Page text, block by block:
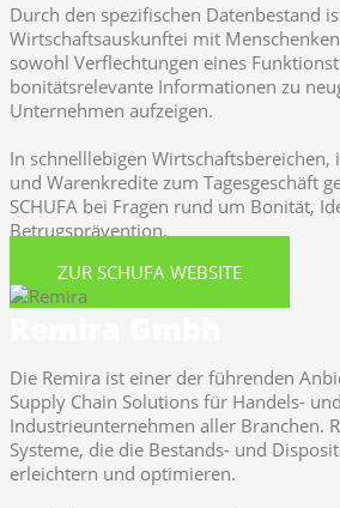
Durch den spezifischen Datenbestand
Wirtschaftsauskunftei mit
sowohl Verflechtungen eines
bonitätsrelevante Informationen zu
Unternehmen aufzeigen.
In schnelllebigen Wirtschaftsbereichen,
und Warenkredite zum Tagesgeschäft
SCHUFA bei Fragen rund um Bonität,
Betrugsprävention.
ZUR SCHUFA WEBSITE
Die Remira ist einer der führenden
Supply Chain Solutions für Handels- und
Industrieunternehmen aller Branchen.
Systeme, die die Bestands- und
erleichtern und optimieren.